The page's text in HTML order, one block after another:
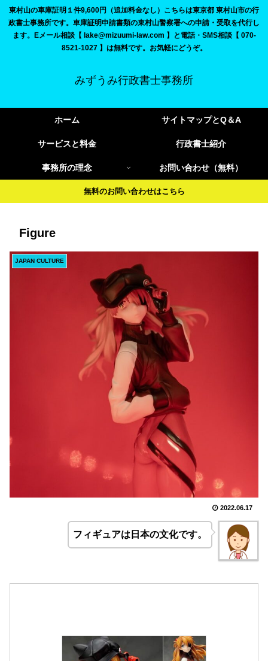
東村山の車庫証明１件9,600円（追加料金なし）こちらは東京都 東村山市の行
政書士事務所です。車庫証明申請書類の東村山警察署への申請・受取を代行し
ます。Eメール相談【 lake@mizuumi-law.com 】と電話・SMS相談【 070-
8521-1027 】は無料です。お気軽にどうぞ。
みずうみ行政書士事務所
ホーム サイトマップとQ＆A
サービスと料金 行政書士紹介
事務所の理念 お問い合わせ（無料）
無料のお問い合わせはこちら
Figure
JAPAN CULTURE
2022.06.17
フィギュアは日本の文化です。